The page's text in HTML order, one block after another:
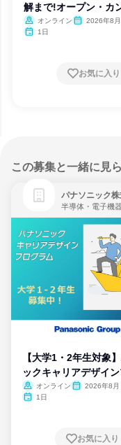
解まで!オープン・カ
オンライン
2026年8月
1日
お気に入り
この募集と一緒に見
パナソニック
半導体・電子機
【大学1・2年生対象
ックキャリアデザイ
ム
オンライン
2026年8月
1日
お気に入り